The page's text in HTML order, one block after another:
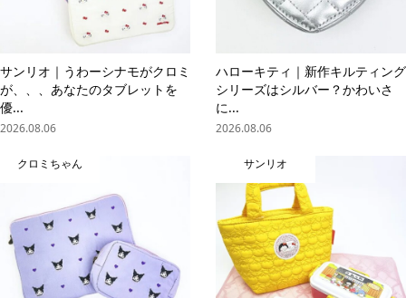
サンリオ｜うわーシナモがクロミ
が、、、あなたのタブレットを
優...
2026.08.06
ハローキティ｜新作キルティング
シリーズはシルバー？かわいさ
に...
2026.08.06
クロミちゃん サンリオ